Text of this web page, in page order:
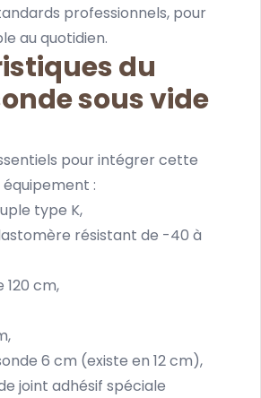
professionnels, pour
au quotidien.
du
sous vide
pour intégrer cette
:
type K,
résistant de -40 à
120 cm,
6 cm (existe en 12 cm),
joint adhésif spéciale